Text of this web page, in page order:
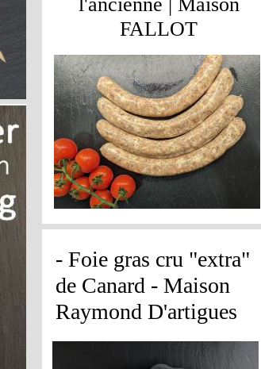
- Foie gras cru "extra"
de Canard - Maison
Raymond D'artigues
FALLOT